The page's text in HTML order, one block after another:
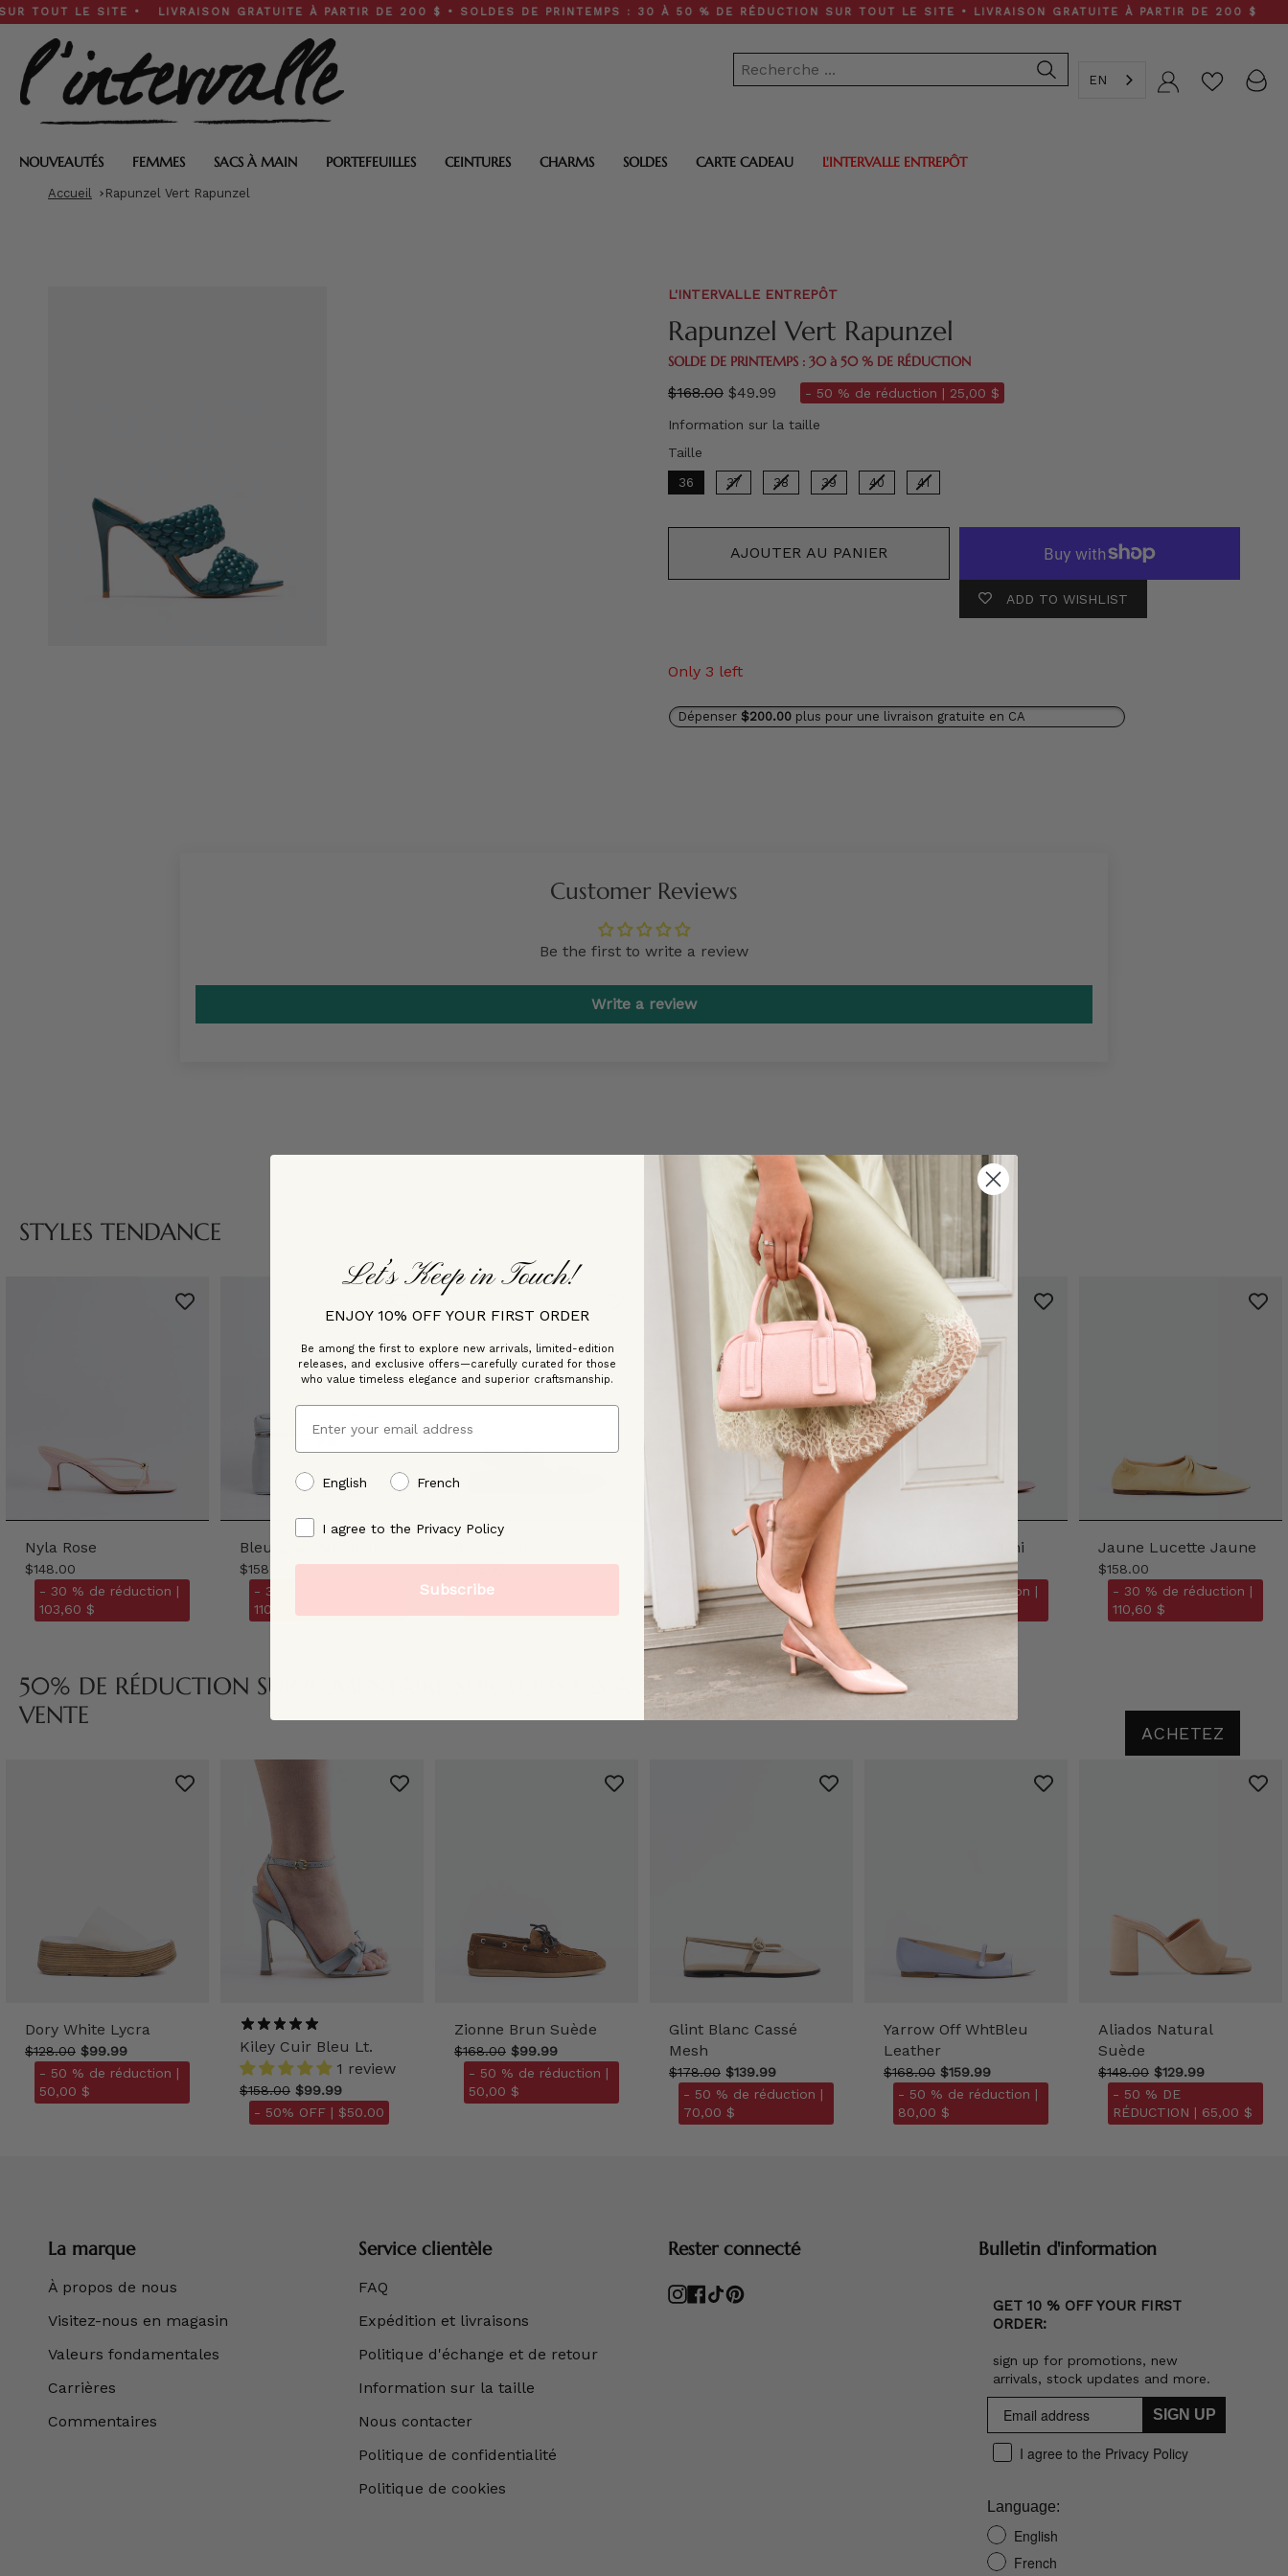
Skip
to
content
SITE • LIVRAISON GRATUITE À PARTIR DE 200 $ • SOLDES DE PRINTEMPS : 30 À 50 % DE RÉDUCTION SUR TOUT LE SITE • LIVRAISON GRATUITE À PARTIR DE 200 $
EN Compte
NOUVEAUTÉS FEMMES SACS À MAIN PORTEFEUILLES CEINTURES CHARMS SOLDES CARTE CADEAU L'INTERVALLE ENTREPÔT
Accueil Rapunzel Vert Rapunzel
L'INTERVALLE ENTREPÔT
Rapunzel Vert Rapunzel
SOLDE DE PRINTEMPS : 30 à 50 % DE RÉDUCTION
régulier
$168.00 $49.99 - 50 % de réduction | 25,00 $
Information sur la taille
Taille
36 37 38 39 40 41
AJOUTER AU PANIER
ADD TO WISHLIST
Only 3 left
Dépenser $200.00 plus pour une livraison gratuite en CA
Customer Reviews
Be the first to write a review
Write a review
STYLES TENDANCE
Nyla Rose
$148.00
- 30 % de réduction |
103,60 $
Bleu Lika Pâle Bleu
$158.00
- 30 % de réduction |
110,60 $
$128.00
- 30 % de réduction |
Scyler Blanc Cassé
- 30 % de réduction |
96,60 $
Madisyn Rose Verni
$128.00
- 30 % de réduction |
89,60 $
Jaune Lucette Jaune
$158.00
- 30 % de réduction |
110,60 $
50% DE RÉDUCTION SUPPLÉMENTAIRE SUR TOUS LES ARTICLES EN
VENTE
ACHETEZ
Dory White Lycra
$128.00 $99.99
- 50 % de réduction |
50,00 $
Kiley Cuir Bleu Lt.
1 review
$158.00 $99.99
- 50% OFF | $50.00
Zionne Brun Suède
$168.00 $99.99
- 50 % de réduction |
50,00 $
Glint Blanc Cassé
Mesh
$178.00 $139.99
- 50 % de réduction |
70,00 $
Yarrow Off WhtBleu
Leather
$168.00 $159.99
- 50 % de réduction |
80,00 $
Aliados Natural
Suède
$148.00 $129.99
- 50 % DE
RÉDUCTION | 65,00 $
La marque
À propos de nous
Visitez-nous en magasin
Valeurs fondamentales
Carrières
Commentaires
Service clientèle
FAQ
Expédition et livraisons
Politique d'échange et de retour
Information sur la taille
Nous contacter
Politique de confidentialité
Politique de cookies
Rester connecté
Instagram
Facebook
TikTokPinterest
Bulletin d'information
GET 10 % OFF YOUR FIRST
ORDER:
sign up for promotions, new
arrivals, stock updates and more.
SIGN UP
I agree to the Privacy Policy
Language:
English
French
Let’s Keep in Touch!
ENJOY 10% OFF YOUR FIRST ORDER
Be among the first to explore new arrivals, limited-edition
releases, and exclusive offers—carefully curated for those
who value timeless elegance and superior craftsmanship.
Email
preffered language
English French
By signing up, you agree to our [Privacy Policy]
I agree to the Privacy Policy
Subscribe